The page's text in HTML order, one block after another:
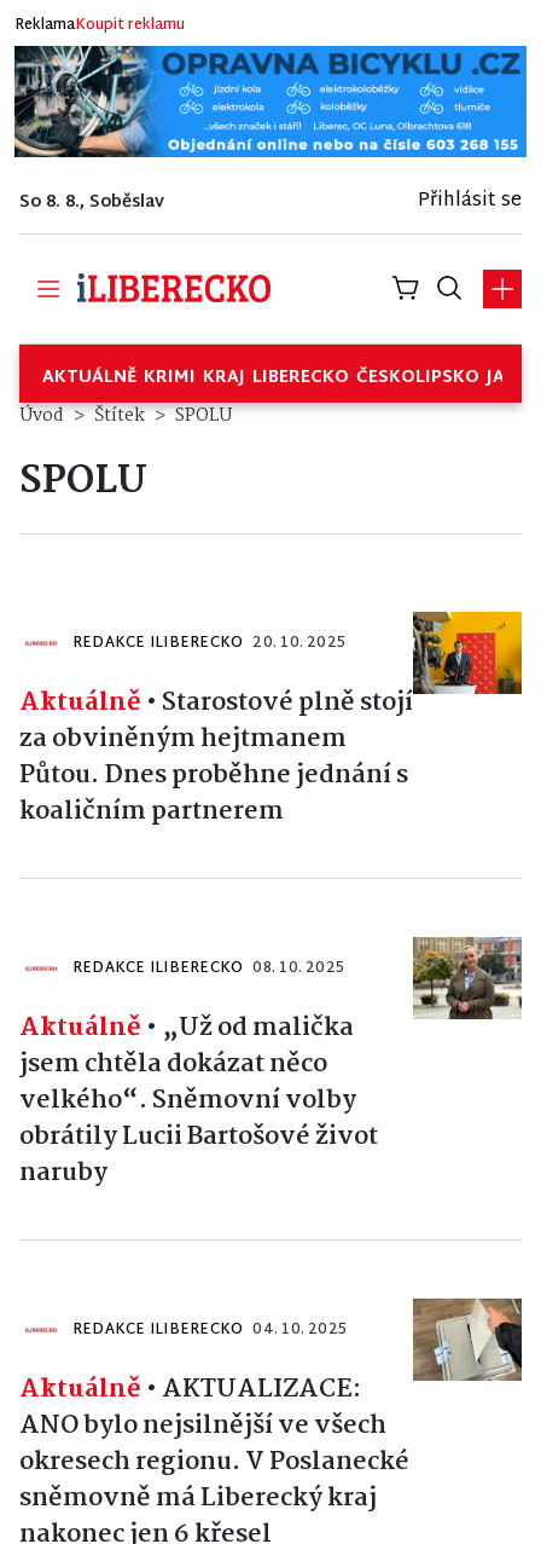
ReklamaKoupit reklamu
So 8. 8., Soběslav Přihlásit se
AKTUÁLNĚ KRIMI KRAJ LIBERECKO ČESKOLIPSKO
Úvod Štítek SPOLU
SPOLU
REDAKCE ILIBERECKO 20. 10. 2025
Aktuálně • Starostové plně stojí
za obviněným hejtmanem
Půtou. Dnes proběhne jednání s
koaličním partnerem
REDAKCE ILIBERECKO 08. 10. 2025
Aktuálně • „Už od malička
jsem chtěla dokázat něco
velkého“. Sněmovní volby
obrátily Lucii Bartošové život
naruby
REDAKCE ILIBERECKO 04. 10. 2025
Aktuálně • AKTUALIZACE:
ANO bylo nejsilnější ve všech
okresech regionu. V Poslanecké
sněmovně má Liberecký kraj
nakonec jen 6 křesel